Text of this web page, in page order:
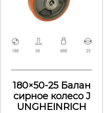
180×50-25 Балан
сирное колесо J
UNGHEINRICH